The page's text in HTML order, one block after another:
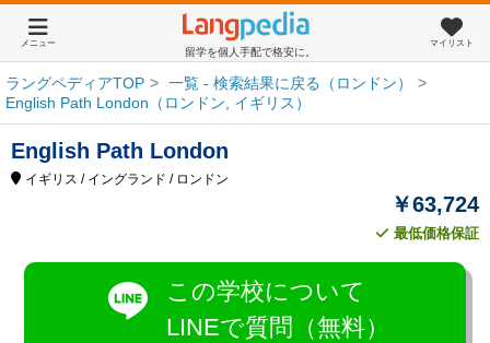
留学を個人手配で格安に。
メニュー マイリスト
ラングペディアTOP
一覧 - 検索結果に戻る（ロンドン）
English Path London（ロンドン, イギリス）
English Path London
イギリス / イングランド / ロンドン
￥63,724
最低価格保証
この学校について
LINEで質問（無料）